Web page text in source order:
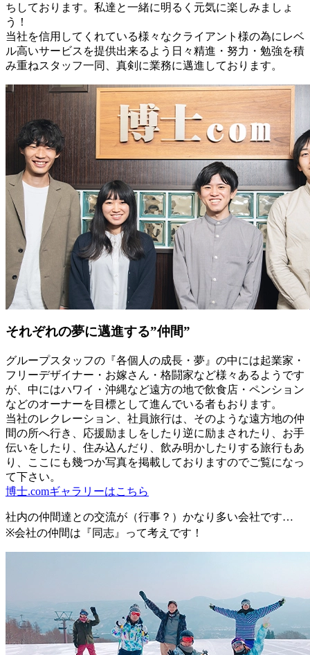
ちしております。私達と一緒に明るく元気に楽しみましょ
う！
当社を信用してくれている様々なクライアント様の為にレベ
ル高いサービスを提供出来るよう日々精進・努力・勉強を積
み重ねスタッフ一同、真剣に業務に邁進しております。
それぞれの夢に邁進する”仲間”
グループスタッフの『各個人の成長・夢』の中には起業家・
フリーデザイナー・お嫁さん・格闘家など様々あるようです
が、中にはハワイ・沖縄など遠方の地で飲食店・ペンション
などのオーナーを目標として進んでいる者もおります。
当社のレクレーション、社員旅行は、そのような遠方地の仲
間の所へ行き、応援励ましをしたり逆に励まされたり、お手
伝いをしたり、住み込んだり、飲み明かしたりする旅行もあ
り、ここにも幾つか写真を掲載しておりますのでご覧になっ
て下さい。
博士.comギャラリーはこちら
社内の仲間達との交流が（行事？）かなり多い会社です…
※会社の仲間は『同志』って考えです！